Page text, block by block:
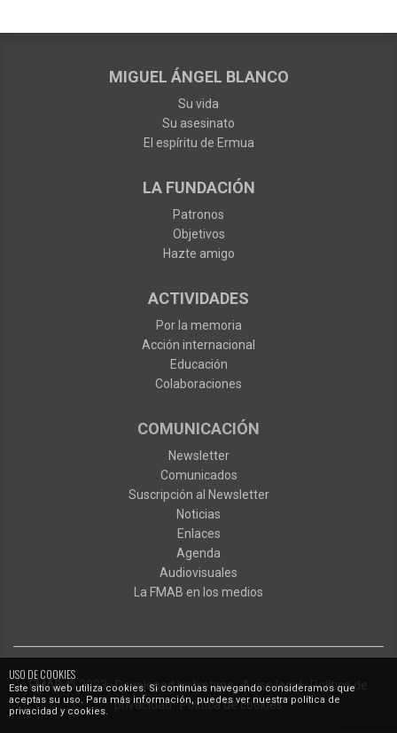
USO DE COOKIES
Este sitio web utiliza cookies. Si continúas navegando consideramos que
aceptas su uso. Para más información, puedes ver nuestra política de
privacidad y cookies.
MIGUEL ÁNGEL BLANCO
Su vida
Su asesinato
El espíritu de Ermua
LA FUNDACIÓN
Patronos
Objetivos
Hazte amigo
ACTIVIDADES
Por la memoria
Acción internacional
Educación
Colaboraciones
COMUNICACIÓN
Newsletter
Comunicados
Suscripción al Newsletter
Noticias
Enlaces
Agenda
Audiovisuales
La FMAB en los medios
FMAB© 2023·Developed byIxotype·Aviso legal·Política de
privacidad·Política de cookies